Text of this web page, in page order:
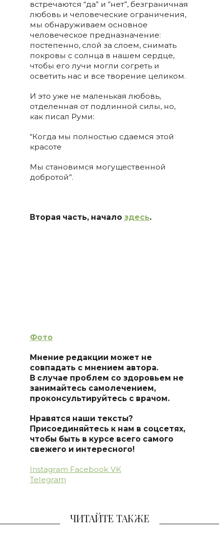
встречаются “да” и “нет”, безграничная
любовь и человеческие ограничения,
мы обнаруживаем основное
человеческое предназначение:
постепенно, слой за слоем, снимать
покровы с солнца в нашем сердце,
чтобы его лучи могли согреть и
осветить нас и все творение целиком.
И это уже не маленькая любовь,
отделенная от подлинной силы, но,
как писал Руми:
“Когда мы полностью сдаемся этой
красоте
Мы становимся могущественной
добротой”.
Вторая часть, начало здесь.
Фото
Мнение редакции может не
совпадать с мнением автора.
В случае проблем со здоровьем не
занимайтесь самолечением,
проконсультируйтесь с врачом.
Нравятся наши тексты?
Присоединяйтесь к нам в соцсетях,
чтобы быть в курсе всего самого
свежего и интересного!
Instagram Facebook VK
Telegram
ЧИТАЙТЕ ТАКЖЕ